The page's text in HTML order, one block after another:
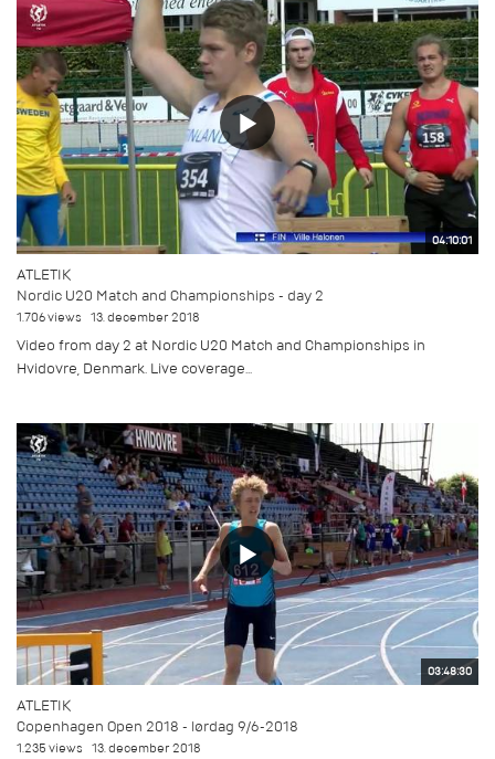
04:10:01
ATLETIK
Nordic U20 Match and Championships - day 2
1.706 views 13. december 2018
Video from day 2 at Nordic U20 Match and Championships in
Hvidovre, Denmark. Live coverage...
03:48:30
ATLETIK
Copenhagen Open 2018 - lørdag 9/6-2018
1.235 views 13. december 2018